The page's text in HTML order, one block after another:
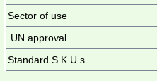
Sector of use
UN approval
Standard S.K.U.s